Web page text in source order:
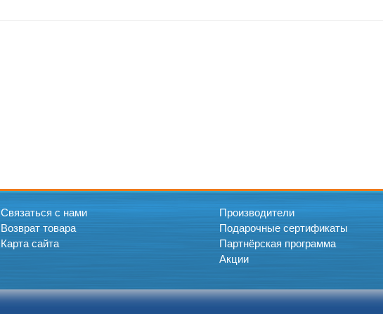
Связаться с нами
Возврат товара
Карта сайта
Производители
Подарочные сертификаты
Партнёрская программа
Акции